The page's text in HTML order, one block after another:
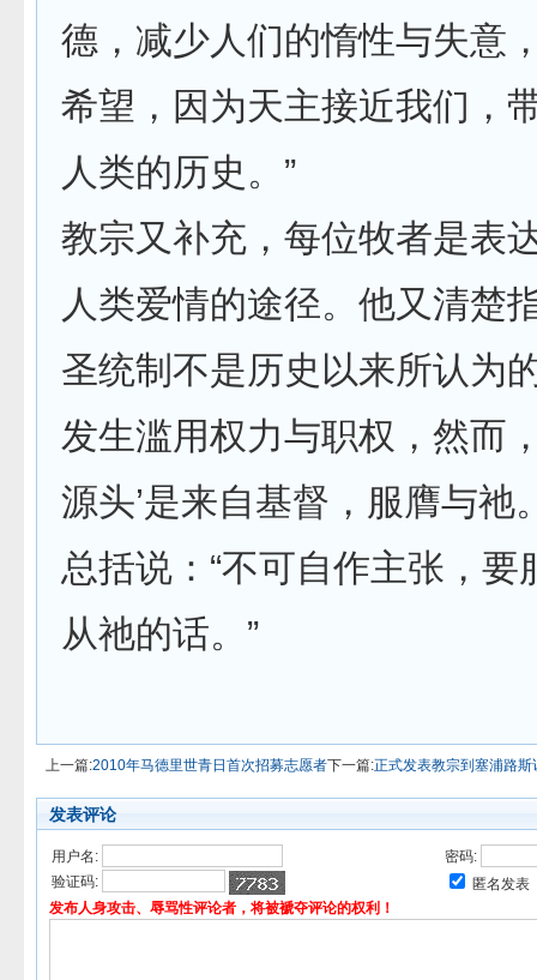
德，减少人们的惰性与失意
希望，因为天主接近我们，
人类的历史。”
教宗又补充，每位牧者是表
人类爱情的途径。他又清楚
圣统制不是历史以来所认为
发生滥用权力与职权，然而
源头’是来自基督，服膺与祂
总括说：“不可自作主张，要
从祂的话。”
上一篇:2010年马德里世青日首次招募志愿者下一篇:正式发表教宗到塞浦路斯
发表评论
用户名:
密码:
验证码:
匿名发表
发布人身攻击、辱骂性评论者，将被褫夺评论的权利！